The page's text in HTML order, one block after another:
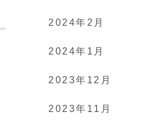
2024年2月
2024年1月
2023年12月
2023年11月